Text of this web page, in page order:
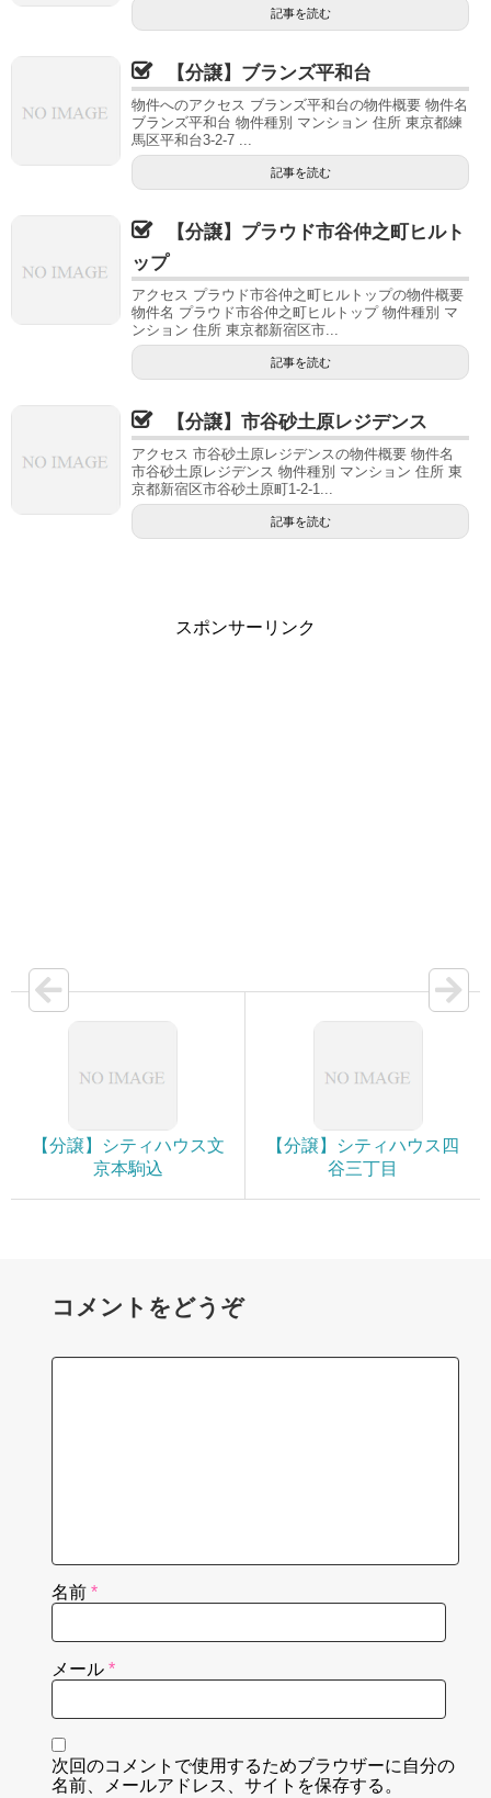
記事を読む
【分譲】ブランズ平和台
物件へのアクセス ブランズ平和台の物件概要 物件名
ブランズ平和台 物件種別 マンション 住所 東京都練
馬区平和台3-2-7 ...
記事を読む
【分譲】プラウド市谷仲之町ヒルト
ップ
アクセス プラウド市谷仲之町ヒルトップの物件概要
物件名 プラウド市谷仲之町ヒルトップ 物件種別 マ
ンション 住所 東京都新宿区市...
記事を読む
【分譲】市谷砂土原レジデンス
アクセス 市谷砂土原レジデンスの物件概要 物件名
市谷砂土原レジデンス 物件種別 マンション 住所 東
京都新宿区市谷砂土原町1-2-1...
記事を読む
スポンサーリンク
【分譲】シティハウス文
京本駒込
【分譲】シティハウス四
谷三丁目
コメントをどうぞ
名前 *
メール *
次回のコメントで使用するためブラウザーに自分の
名前、メールアドレス、サイトを保存する。